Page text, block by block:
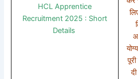
HCL Apprentice
Recruitment 2025 : Short
Details